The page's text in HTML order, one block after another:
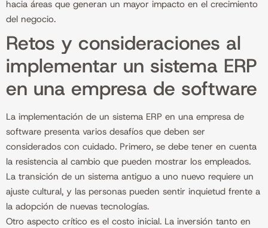
hacia áreas que generan un mayor impacto en el crecimiento
del negocio.
Retos y consideraciones al
implementar un sistema ERP
en una empresa de software
La implementación de un sistema ERP en una empresa de
software presenta varios desafíos que deben ser
considerados con cuidado. Primero, se debe tener en cuenta
la resistencia al cambio que pueden mostrar los empleados.
La transición de un sistema antiguo a uno nuevo requiere un
ajuste cultural, y las personas pueden sentir inquietud frente a
la adopción de nuevas tecnologías.
Otro aspecto crítico es el costo inicial. La inversión tanto en